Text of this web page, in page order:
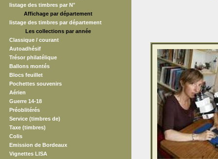
listage des timbres par N°
Affichage par département
listage des timbres par département
Les collections par année
Classique / courant
Autoadhésif
Trésor philatélique
Ballons montés
Blocs feuillet
Pochettes souvenirs
Aérien
Guerre 14-18
Préoblitérés
Service (timbres de)
Taxe (timbres)
Colis
Emission de Bordeaux
Vignettes LISA